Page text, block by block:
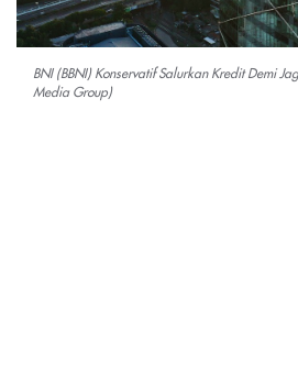
BNI (BBNI) Konservatif Salurkan Kredit Demi
Media Group)